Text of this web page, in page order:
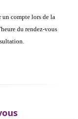
un compte lors de la
du rendez-vous